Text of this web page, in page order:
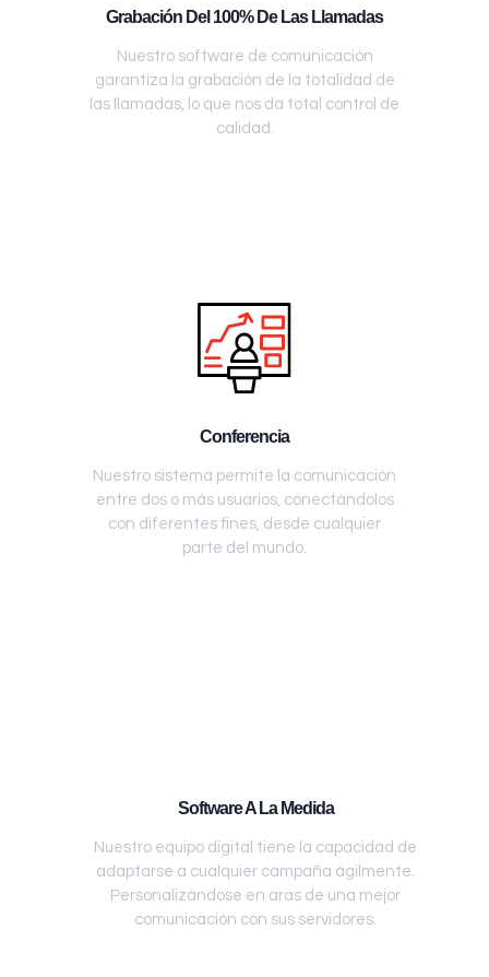
Grabación Del 100% De Las Llamadas
Nuestro software de comunicación
garantiza la grabación de la totalidad de
las llamadas, lo que nos da total control de
calidad.
Conferencia
Nuestro sistema permite la comunicación
entre dos o más usuarios, conectándolos
con diferentes fines, desde cualquier
parte del mundo.
Software A La Medida
Nuestro equipo digital tiene la capacidad de
adaptarse a cualquier campaña ágilmente.
Personalizándose en aras de una mejor
comunicación con sus servidores.